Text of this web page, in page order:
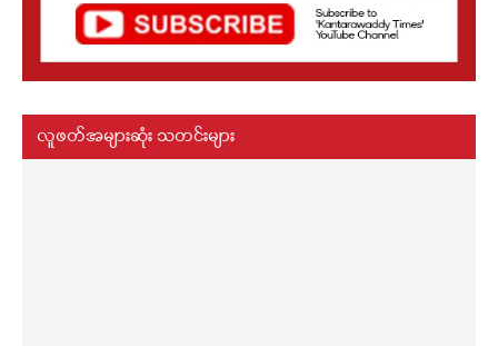
လူဖတ်အများဆုံး သတင်းများ